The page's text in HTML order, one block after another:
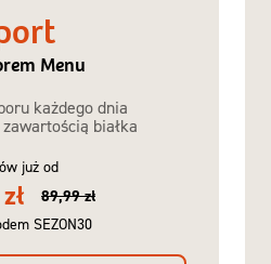
Menu
każdego dnia
białka
już od
89,99 zł
SEZON30